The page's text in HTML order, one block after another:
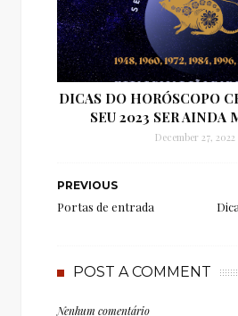
DICAS DO HORÓSCOPO
SEU 2023 SER AINDA
December 27, 2022
PREVIOUS
Portas de entrada
POST A COMMENT
Nenhum comentário